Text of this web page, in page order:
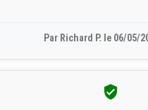
Par Richard P. le 06/05/
